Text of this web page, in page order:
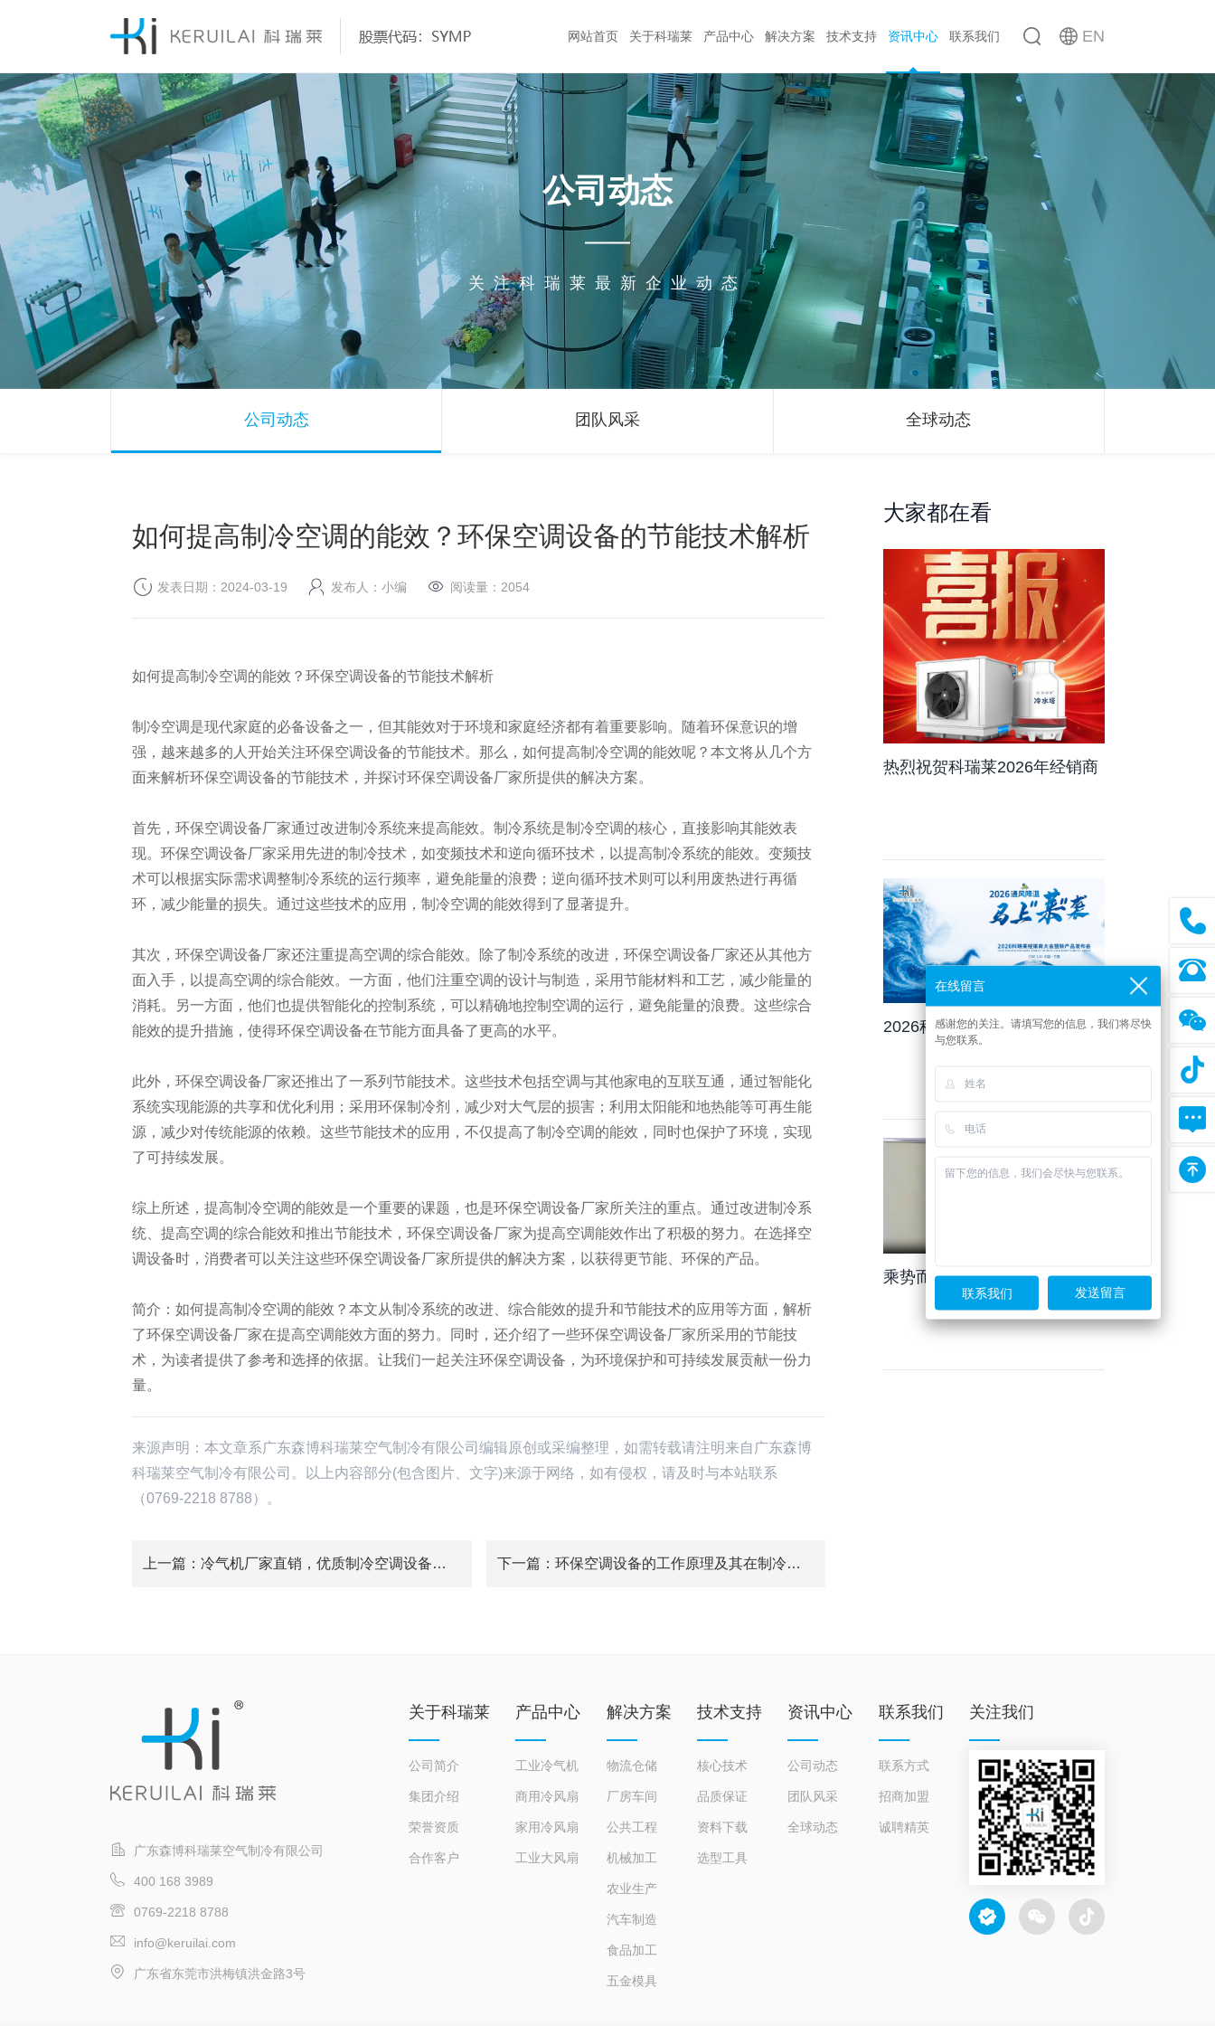
网站首页 关于科瑞莱
科瑞莱公司成立于2001年，经过近22年的积累，已经成
功发展为一家集研发设计、生产加工、销售服务于一身的
大型国际化外资企业。
了解更多
荣誉资质
合作客户
产品中心
科瑞莱一直专注于蒸发式冷气机、冷风扇产品的研发与生
产。科瑞莱研发生产的蒸发式降温产品实现了从300
CMH到100,000 CMH风量的全面覆盖，可以充分满足客
户需求。
了解更多
家用冷风扇
工业大风扇
解决方案
科瑞莱公司精心打造了一支由科技研发人才、生产管理人
才、营销人才组成的专业精英团队。
了解更多
厂房车间
机械加工
农业生产 汽车制造
食品加工 五金模具
技术支持
科瑞莱公司现拥有国内先进的大型蒸发效率实验室、风量
风压测定实验室、噪音测定实验室。
了解更多
资料下载
选型工具
资讯中心
科瑞莱的蒸发冷却技术也被行业高度认可，作为起草组组
长、主要起草单位，科瑞莱公司参与了多项蒸发式冷气
机、冷风扇国家行业标准的制定；并获得国内50多项发
明、实用新型及外观专利。
了解更多
团队风采
联系我们
大家的共同努力下，公司先后获得“广东省著名商标”,“广
东省名牌产品”、“广东省优秀环保企业”、“高新技术企
业”、“国家AAAA级标准化良好行业企业”等多个荣誉称
号。
了解更多
招商加盟
EN
在线留言
感谢您的关注。请填写您的信息，我们将尽快
与您联系。
联系我们
公司动态
关注科瑞莱最新企业动态
公司动态 团队风采 全球动态
如何提高制冷空调的能效？环保空调设备的节能技术解析
发表日期：2024-03-19 发布人：小编 阅读量： 2054
如何提高制冷空调的能效？环保空调设备的节能技术解析
制冷空调是现代家庭的必备设备之一，但其能效对于环境和家庭经济都有着重要影响。随着环保意识的增
强，越来越多的人开始关注环保空调设备的节能技术。那么，如何提高制冷空调的能效呢？本文将从几个方
面来解析环保空调设备的节能技术，并探讨环保空调设备厂家所提供的解决方案。
首先，环保空调设备厂家通过改进制冷系统来提高能效。制冷系统是制冷空调的核心，直接影响其能效表
现。环保空调设备厂家采用先进的制冷技术，如变频技术和逆向循环技术，以提高制冷系统的能效。变频技
术可以根据实际需求调整制冷系统的运行频率，避免能量的浪费；逆向循环技术则可以利用废热进行再循
环，减少能量的损失。通过这些技术的应用，制冷空调的能效得到了显著提升。
其次，环保空调设备厂家还注重提高空调的综合能效。除了制冷系统的改进，环保空调设备厂家还从其他方
面入手，以提高空调的综合能效。一方面，他们注重空调的设计与制造，采用节能材料和工艺，减少能量的
消耗。另一方面，他们也提供智能化的控制系统，可以精确地控制空调的运行，避免能量的浪费。这些综合
能效的提升措施，使得环保空调设备在节能方面具备了更高的水平。
此外，环保空调设备厂家还推出了一系列节能技术。这些技术包括空调与其他家电的互联互通，通过智能化
系统实现能源的共享和优化利用；采用环保制冷剂，减少对大气层的损害；利用太阳能和地热能等可再生能
源，减少对传统能源的依赖。这些节能技术的应用，不仅提高了制冷空调的能效，同时也保护了环境，实现
了可持续发展。
综上所述，提高制冷空调的能效是一个重要的课题，也是环保空调设备厂家所关注的重点。通过改进制冷系
统、提高空调的综合能效和推出节能技术，环保空调设备厂家为提高空调能效作出了积极的努力。在选择空
调设备时，消费者可以关注这些环保空调设备厂家所提供的解决方案，以获得更节能、环保的产品。
简介：如何提高制冷空调的能效？本文从制冷系统的改进、综合能效的提升和节能技术的应用等方面，解析
了环保空调设备厂家在提高空调能效方面的努力。同时，还介绍了一些环保空调设备厂家所采用的节能技
术，为读者提供了参考和选择的依据。让我们一起关注环保空调设备，为环境保护和可持续发展贡献一份力
量。
来源声明：本文章系广东森博科瑞莱空气制冷有限公司编辑原创或采编整理，如需转载请注明来自广东森博
科瑞莱空气制冷有限公司。以上内容部分(包含图片、文字)来源于网络，如有侵权，请及时与本站联系
（0769-2218 8788）。
上一篇 ：冷气机厂家直销，优质制冷空调设备供应商 下一篇 ：环保空调设备的工作原理及其在制冷空调行业的重要性
大家都在看
热烈祝贺科瑞莱2026年经销商
占10.8%
2026科瑞莱经销商大会暨新产
乘势而上，一马当先！
广东森博科瑞莱空气制冷有限公司
400 168 3989
0769-2218 8788
info@keruilai.com
广东省东莞市洪梅镇洪金路3号
关于科瑞莱
公司简介
集团介绍
荣誉资质
合作客户
产品中心
工业冷气机
商用冷风扇
家用冷风扇
工业大风扇
解决方案
物流仓储
厂房车间
公共工程
机械加工
农业生产
汽车制造
食品加工
五金模具
技术支持
核心技术
品质保证
资料下载
选型工具
资讯中心
公司动态
团队风采
全球动态
联系我们
联系方式
招商加盟
诚聘精英
关注我们